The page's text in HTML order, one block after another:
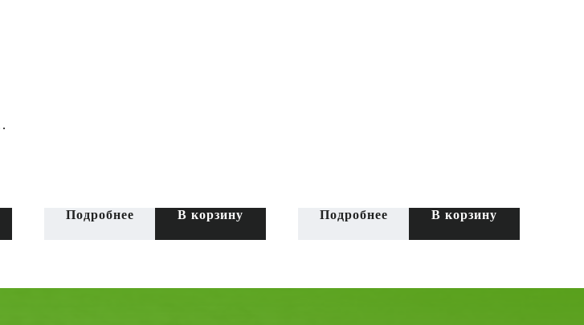
Подробнее В корзину Подробнее В корзину